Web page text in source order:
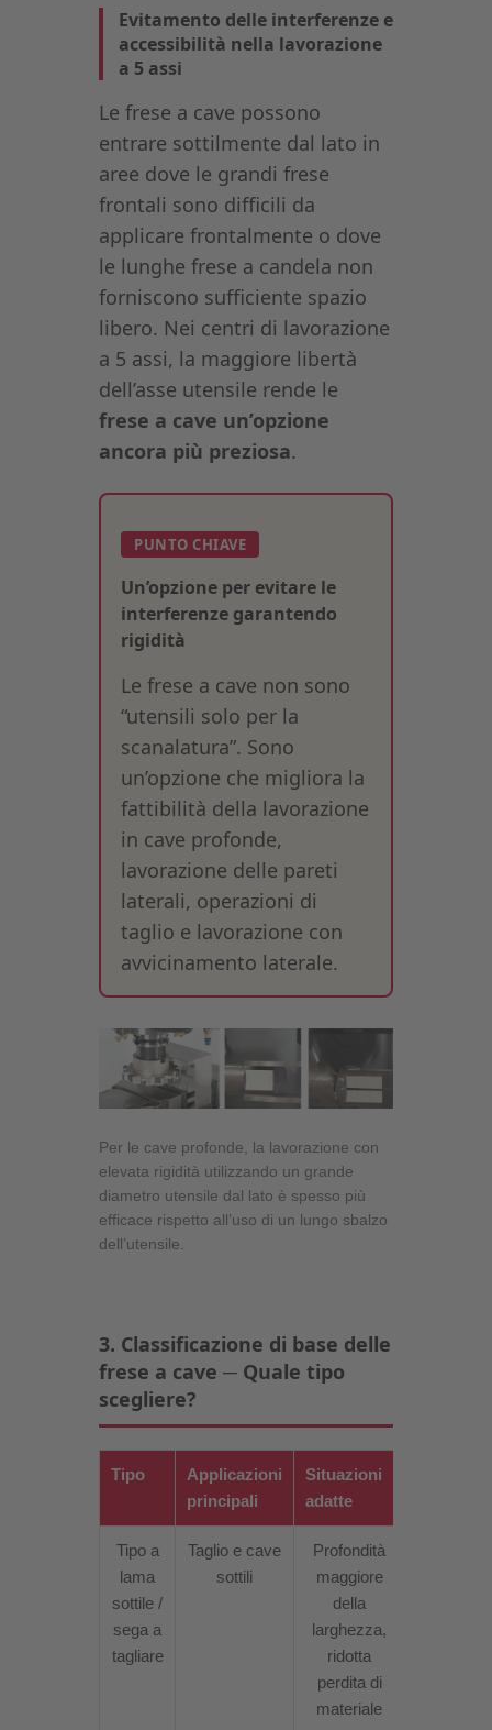
Evitamento delle interferenze e
accessibilità nella lavorazione
a 5 assi
Le frese a cave possono
entrare sottilmente dal lato in
aree dove le grandi frese
frontali sono difficili da
applicare frontalmente o dove
le lunghe frese a candela non
forniscono sufficiente spazio
libero. Nei centri di lavorazione
a 5 assi, la maggiore libertà
dell’asse utensile rende le
frese a cave un’opzione
ancora più preziosa.
PUNTO CHIAVE
Un’opzione per evitare le
interferenze garantendo
rigidità
Le frese a cave non sono
“utensili solo per la
scanalatura”. Sono
un’opzione che migliora la
fattibilità della lavorazione
in cave profonde,
lavorazione delle pareti
laterali, operazioni di
taglio e lavorazione con
avvicinamento laterale.
Per le cave profonde, la lavorazione con
elevata rigidità utilizzando un grande
diametro utensile dal lato è spesso più
efficace rispetto all’uso di un lungo sbalzo
dell’utensile.
3. Classificazione di base delle
frese a cave ─ Quale tipo
scegliere?
Tipo
Applicazioni
principali
Situazioni
adatte
Tipo a
lama
sottile /
sega a
tagliare
Taglio e cave
sottili
Profondità
maggiore
della
larghezza,
ridotta
perdita di
materiale